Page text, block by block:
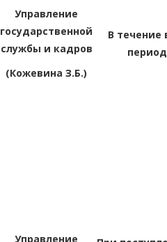
Управление
государственной
службы и кадров
(Кожевина З.Б.)
В течение
Управление